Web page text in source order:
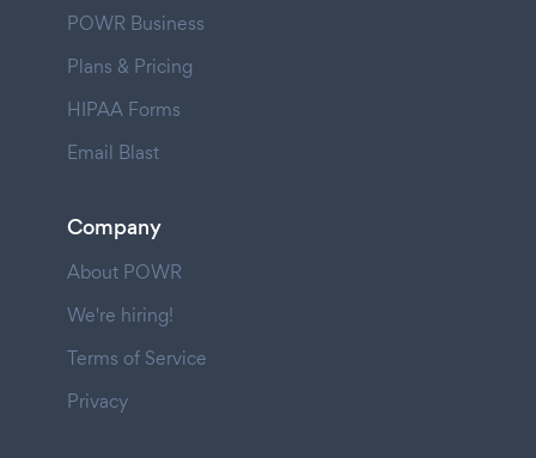
POWR Business
Plans & Pricing
HIPAA Forms
Email Blast
Company
About POWR
We're hiring!
Terms of Service
Privacy